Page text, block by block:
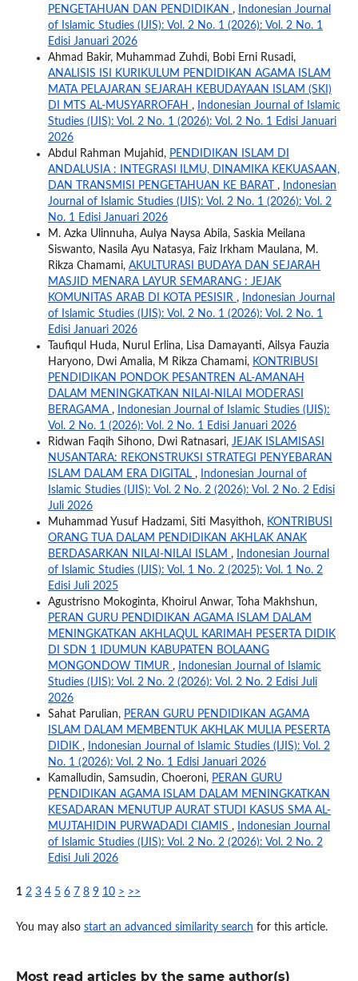
PENGETAHUAN DAN PENDIDIKAN ,
Indonesian Journal
of Islamic Studies (IJIS): Vol. 2 No. 1 (2026): Vol. 2 No. 1
Edisi Januari 2026
Ahmad Bakir, Muhammad Zuhdi, Bobi Erni Rusadi,
ANALISIS ISI KURIKULUM PENDIDIKAN AGAMA ISLAM
MATA PELAJARAN SEJARAH KEBUDAYAAN ISLAM (SKI)
DI MTS AL-MUSYARROFAH ,
Indonesian Journal of Islamic
Studies (IJIS): Vol. 2 No. 1 (2026): Vol. 2 No. 1 Edisi Januari
2026
Abdul Rahman Mujahid, PENDIDIKAN ISLAM DI
ANDALUSIA : INTEGRASI ILMU, DINAMIKA KEKUASAAN,
DAN TRANSMISI PENGETAHUAN KE BARAT ,
Indonesian
Journal of Islamic Studies (IJIS): Vol. 2 No. 1 (2026): Vol. 2
No. 1 Edisi Januari 2026
M. Azka Ulinnuha, Aulya Naysa Abila, Saskia Meilana
Siswanto, Nasila Ayu Natasya, Faiz Irkham Maulana, M.
Rikza Chamami, AKULTURASI BUDAYA DAN SEJARAH
MASJID MENARA LAYUR SEMARANG : JEJAK
KOMUNITAS ARAB DI KOTA PESISIR ,
Indonesian Journal
of Islamic Studies (IJIS): Vol. 2 No. 1 (2026): Vol. 2 No. 1
Edisi Januari 2026
Taufiqul Huda, Nurul Erlina, Lisa Damayanti, Ailsya Fauzia
Haryono, Dwi Amalia, M Rikza Chamami, KONTRIBUSI
PENDIDIKAN PONDOK PESANTREN AL-AMANAH
DALAM MENINGKATKAN NILAI-NILAI MODERASI
BERAGAMA ,
Indonesian Journal of Islamic Studies (IJIS):
Vol. 2 No. 1 (2026): Vol. 2 No. 1 Edisi Januari 2026
Ridwan Faqih Sihono, Dwi Ratnasari, JEJAK ISLAMISASI
NUSANTARA: REKONSTRUKSI STRATEGI PENYEBARAN
ISLAM DALAM ERA DIGITAL ,
Indonesian Journal of
Islamic Studies (IJIS): Vol. 2 No. 2 (2026): Vol. 2 No. 2 Edisi
Juli 2026
Muhammad Yusuf Hadzami, Siti Masyithoh, KONTRIBUSI
ORANG TUA DALAM PENDIDIKAN AKHLAK ANAK
BERDASARKAN NILAI-NILAI ISLAM ,
Indonesian Journal
of Islamic Studies (IJIS): Vol. 1 No. 2 (2025): Vol. 1 No. 2
Edisi Juli 2025
Agustrisno Mokoginta, Khoirul Anwar, Toha Makhshun,
PERAN GURU PENDIDIKAN AGAMA ISLAM DALAM
MENINGKATKAN AKHLAQUL KARIMAH PESERTA DIDIK
DI SDN 1 IDUMUN KABUPATEN BOLAANG
MONGONDOW TIMUR ,
Indonesian Journal of Islamic
Studies (IJIS): Vol. 2 No. 2 (2026): Vol. 2 No. 2 Edisi Juli
2026
Sahat Parulian, PERAN GURU PENDIDIKAN AGAMA
ISLAM DALAM MEMBENTUK AKHLAK MULIA PESERTA
DIDIK ,
Indonesian Journal of Islamic Studies (IJIS): Vol. 2
No. 1 (2026): Vol. 2 No. 1 Edisi Januari 2026
Kamalludin, Samsudin, Choeroni, PERAN GURU
PENDIDIKAN AGAMA ISLAM DALAM MENINGKATKAN
KESADARAN MENUTUP AURAT STUDI KASUS SMA AL-
MUJTAHIDIN PURWADADI CIAMIS ,
Indonesian Journal
of Islamic Studies (IJIS): Vol. 2 No. 2 (2026): Vol. 2 No. 2
Edisi Juli 2026
1 2 3 4 5 6 7 8 9 10 > >>
You may also start an advanced similarity search for this article.
Most read articles by the same author(s)